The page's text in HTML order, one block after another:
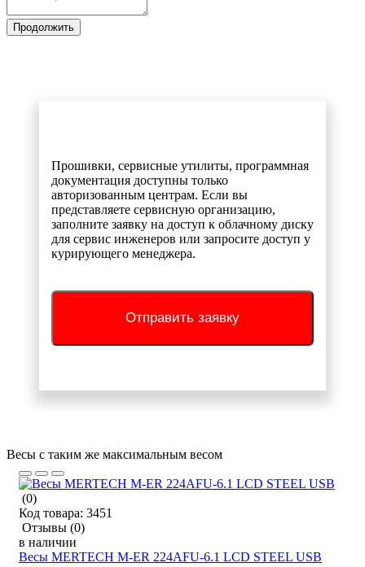
Продолжить
Прошивки, сервисные утилиты, программная
документация доступны только
авторизованным центрам. Если вы
представляете сервисную организацию,
заполните заявку на доступ к облачному диску
для сервис инженеров или запросите доступ у
курирующего менеджера.
Отправить заявку
Весы с таким же максимальным весом
(0)
Код товара: 3451
Отзывы (0)
в наличии
Весы MERTECH M-ER 224AFU-6.1 LCD STEEL USB